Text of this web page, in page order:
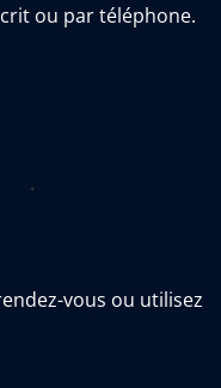
ou par téléphone.
vous ou utilisez